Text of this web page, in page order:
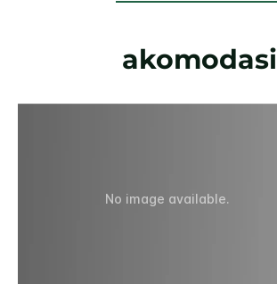
akomodasi
No image available.